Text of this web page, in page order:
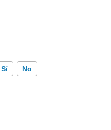
Sí No
incorrecta